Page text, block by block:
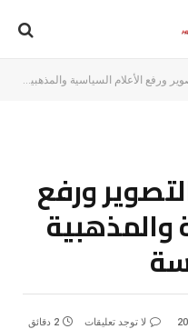
الأعلام السياسية والمذهبية بالمـشاعر المقدسة
ورفع
والمذهبية
لا توجد تعليقات 2 دقائق